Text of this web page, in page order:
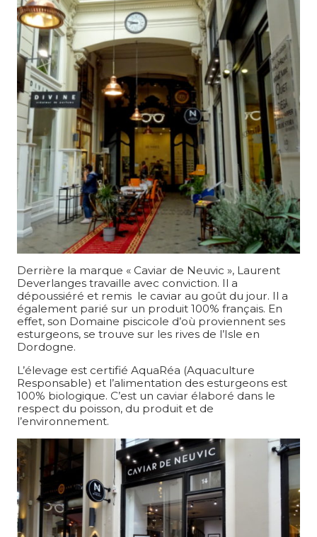
Derrière la marque « Caviar de Neuvic », Laurent
Deverlanges travaille avec conviction. Il a
dépoussiéré et remis le caviar au goût du jour. Il a
également parié sur un produit 100% français. En
effet, son Domaine piscicole d’où proviennent ses
esturgeons, se trouve sur les rives de l’Isle en
Dordogne.
L’élevage est certifié AquaRéa (Aquaculture
Responsable) et l’alimentation des esturgeons est
100% biologique. C’est un caviar élaboré dans le
respect du poisson, du produit et de
l’environnement.